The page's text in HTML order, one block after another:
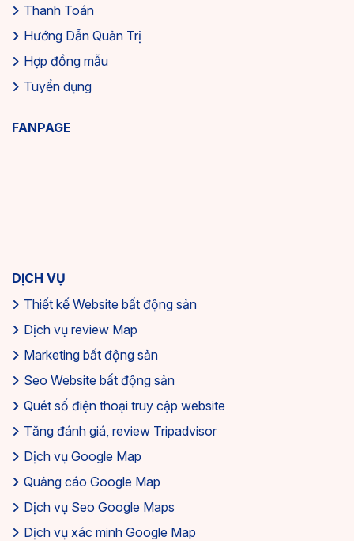
Thanh Toán
Hướng Dẫn Quản Trị
Hợp đồng mẫu
Tuyển dụng
FANPAGE
DỊCH VỤ
Thiết kế Website bất động sản
Dịch vụ review Map
Marketing bất động sản
Seo Website bất động sản
Quét số điện thoại truy cập website
Tăng đánh giá, review Tripadvisor
Dịch vụ Google Map
Quảng cáo Google Map
Dịch vụ Seo Google Maps
Dịch vụ xác minh Google Map